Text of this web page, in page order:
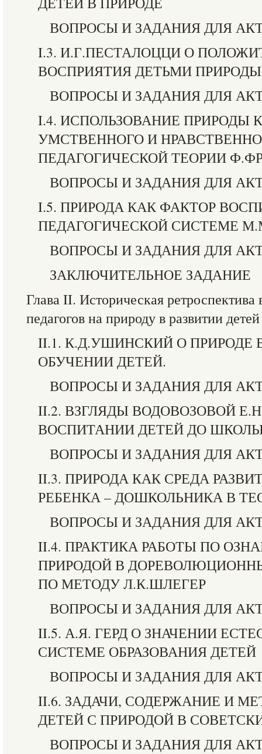
ВОПРОСЫ И ЗАДАНИЯ ДЛЯ
I.3. И.Г.ПЕСТАЛОЦЦИ О
ВОСПРИЯТИЯ ДЕТЬМИ
ВОПРОСЫ И ЗАДАНИЯ ДЛЯ
I.4. ИСПОЛЬЗОВАНИЕ ПРИРОДЫ
УМСТВЕННОГО И
ПЕДАГОГИЧЕСКОЙ ТЕОРИИ
ВОПРОСЫ И ЗАДАНИЯ ДЛЯ
I.5. ПРИРОДА КАК ФАКТОР
ПЕДАГОГИЧЕСКОЙ СИСТЕМЕ
ВОПРОСЫ И ЗАДАНИЯ ДЛЯ
ЗАКЛЮЧИТЕЛЬНОЕ ЗАДАНИЕ
Глава II. Историческая ретроспектива
педагогов на природу в развитии детей
II.1. К.Д.УШИНСКИЙ О ПРИРОДЕ
ОБУЧЕНИИ ДЕТЕЙ.
ВОПРОСЫ И ЗАДАНИЯ ДЛЯ
II.2. ВЗГЛЯДЫ ВОДОВОЗОВОЙ
ВОСПИТАНИИ ДЕТЕЙ ДО
ВОПРОСЫ И ЗАДАНИЯ ДЛЯ
II.3. ПРИРОДА КАК СРЕДА
РЕБЕНКА – ДОШКОЛЬНИКА В
ВОПРОСЫ И ЗАДАНИЯ ДЛЯ
II.4. ПРАКТИКА РАБОТЫ ПО
ПРИРОДОЙ В
ПО МЕТОДУ Л.К.ШЛЕГЕР
ВОПРОСЫ И ЗАДАНИЯ ДЛЯ
II.5. А.Я. ГЕРД О ЗНАЧЕНИИ
СИСТЕМЕ ОБРАЗОВАНИЯ ДЕТЕЙ
ВОПРОСЫ И ЗАДАНИЯ ДЛЯ
II.6. ЗАДАЧИ, СОДЕРЖАНИЕ И
ДЕТЕЙ С ПРИРОДОЙ В
ВОПРОСЫ И ЗАДАНИЯ ДЛЯ